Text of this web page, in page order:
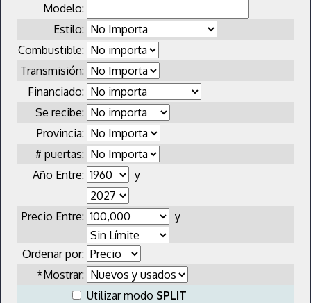
Modelo:
Estilo:
Combustible:
Transmisión:
Financiado:
Se recibe:
Provincia:
# puertas:
Año Entre:
y
Precio Entre: y
Ordenar por:
*Mostrar:
Utilizar modo SPLIT